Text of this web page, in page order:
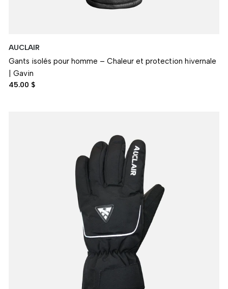
AUCLAIR
Gants isolés pour homme – Chaleur et protection hivernale
| Gavin
45.00 $